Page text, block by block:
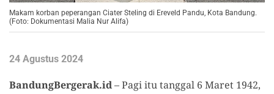
Makam korban peperangan Ciater Steling di Ereveld Pandu, Kota Bandung.
(Foto: Dokumentasi Malia Nur Alifa)
24 Agustus 2024
BandungBergerak.id– Pagi itu tanggal 6 Maret 1942,